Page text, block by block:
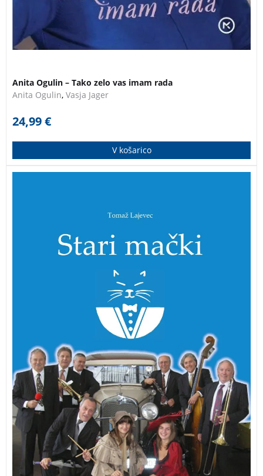
Anita Ogulin – Tako zelo vas imam rada
Anita Ogulin, Vasja Jager
24,99€
V košarico
“, njihov vzpon in zlata leta ter avtorjeve
spomine na mladost.